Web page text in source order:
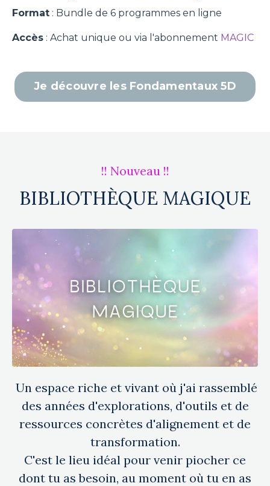
Format : Bundle de 6 programmes en ligne
Accès : Achat unique ou via l'abonnement MAGIC
Je découvre les Fondamentaux 5D
!! Nouveau !!
BIBLIOTHÈQUE MAGIQUE
Un espace riche et vivant où j'ai rassemblé
des années d'explorations, d'outils et de
ressources concrètes d'alignement et de
transformation.
C'est le lieu idéal pour venir piocher ce
dont tu as besoin, au moment où tu en as